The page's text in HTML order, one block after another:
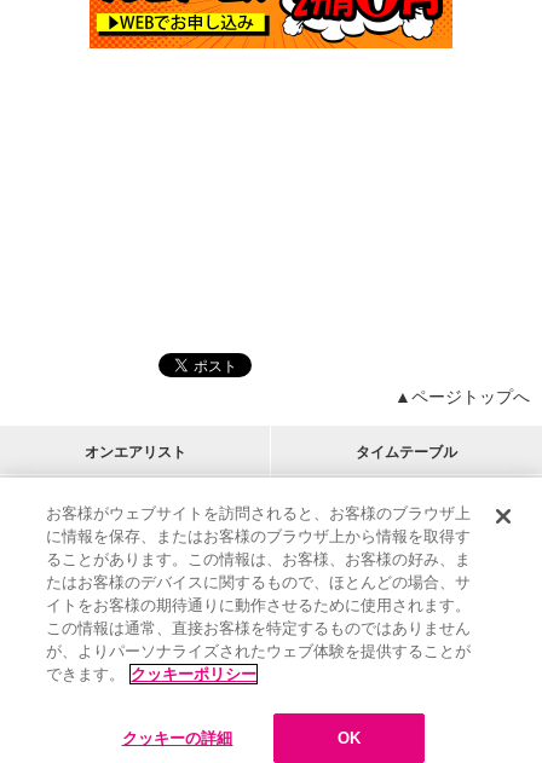
▲ページトップへ
オンエアリスト タイムテーブル
プログラムリスト チャート
アーティストリスト
M-ON!
RECOMMEND
リクエスト
インフォメーション | プレゼント&ご招待
MUSIC ON! TV（エムオン!）とは？ | サポート
サイト案内
| エムオン!友の会 | クッキーの詳細
お客様がウェブサイトを訪問されると、お客様のブラウザ上
に情報を保存、またはお客様のブラウザ上から情報を取得す
ることがあります。この情報は、お客様、お客様の好み、ま
たはお客様のデバイスに関するもので、ほとんどの場合、サ
イトをお客様の期待通りに動作させるために使用されます。
この情報は通常、直接お客様を特定するものではありません
が、よりパーソナライズされたウェブ体験を提供することが
できます。
クッキーポリシー
クッキーの詳細 OK